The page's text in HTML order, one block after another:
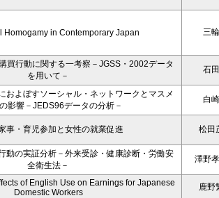
Homogamy in Contemporary Japan 三
買行動に関する一考察－JGSS・2002データ
を用いて－
石
およぼすソーシャル・ネットワークとマスメ
影響－JEDS96データの分析－
白
事・育児参加と女性の就業促進 松田
動の実証分析－外来受診・健康診断・労働安
全衛生法－
澤野
of English Use on Earnings for Japanese
Domestic Workers
鹿野